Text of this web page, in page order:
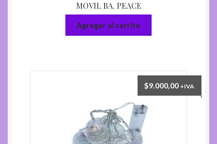
MOVIL BA. PEACE
Agregar al carrito
$9.000,00 +IVA